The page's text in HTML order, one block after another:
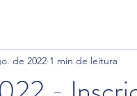
de 2022 1 min de leitura